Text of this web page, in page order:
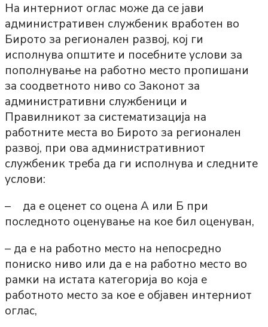
На интерниот оглас може да се јави
административен службеник вработен во
Бирото за регионален развој, кој ги
исполнува општите и посебните услови за
пополнување на работно место пропишани
за соодветното ниво со Законот за
административни службеници и
Правилникот за систематизација на
работните места во Бирото за регионален
развој, при ова административниот
службеник треба да ги исполнува и следните
услови:
– да е оценет со оцена А или Б при
последното оценување на кое бил оценуван,
– да е на работно место на непосредно
пониско ниво или да е на работно место во
рамки на истата категорија во која е
работното место за кое е објавен интерниот
оглас,